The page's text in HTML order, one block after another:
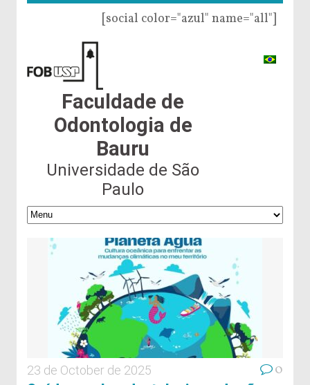
[social color="azul" name="all"]
Faculdade de
Odontologia de
Bauru
Universidade de São
Paulo
23 de October de 2025 0